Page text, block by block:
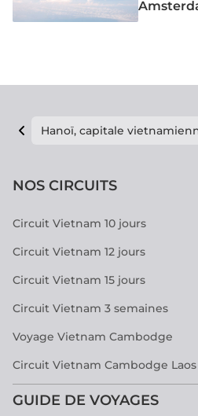
Hanoï, capitale
NOS CIRCUITS
Circuit Vietnam 10 jours
Circuit Vietnam 12 jours
Circuit Vietnam 15 jours
Circuit Vietnam 3 semaines
Voyage Vietnam Cambodge
Circuit Vietnam Cambodge Laos
GUIDE DE VOYAGES